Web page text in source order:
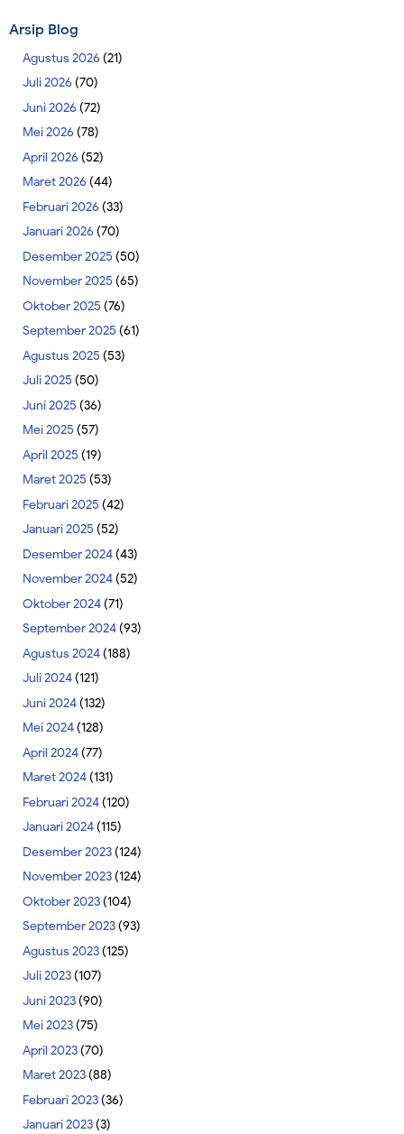
Arsip Blog
Agustus 2026 (21)
Juli 2026 (70)
Juni 2026 (72)
Mei 2026 (78)
April 2026 (52)
Maret 2026 (44)
Februari 2026 (33)
Januari 2026 (70)
Desember 2025 (50)
November 2025 (65)
Oktober 2025 (76)
September 2025 (61)
Agustus 2025 (53)
Juli 2025 (50)
Juni 2025 (36)
Mei 2025 (57)
April 2025 (19)
Maret 2025 (53)
Februari 2025 (42)
Januari 2025 (52)
Desember 2024(43)
November 2024(52)
Oktober 2024(71)
September 2024(93)
Agustus 2024(188)
Juli 2024(121)
Juni 2024(132)
Mei 2024(128)
April 2024(77)
Maret 2024(131)
Februari 2024(120)
Januari 2024(115)
Desember 2023(124)
November 2023(124)
Oktober 2023(104)
September 2023(93)
Agustus 2023(125)
Juli 2023(107)
Juni 2023(90)
Mei 2023(75)
April 2023(70)
Maret 2023(88)
Februari 2023(36)
Januari 2023(3)